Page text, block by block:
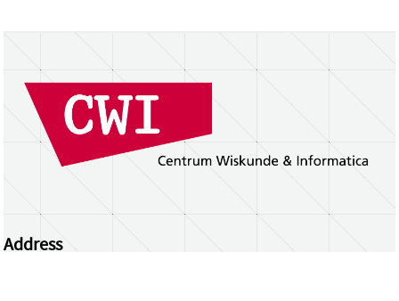
Address